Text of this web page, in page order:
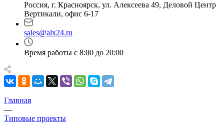
Россия, г. Красноярск, ул. Алексеева 49, Деловой Центр
Вертикали, офис 6-17
sales@alx24.ru
Время работы с 8:00 до 20:00
Главная
—
Типовые проекты